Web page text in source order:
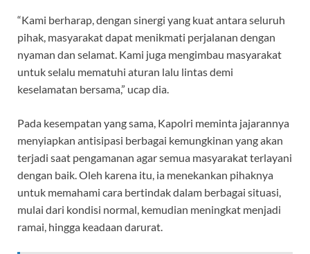
“Kami berharap, dengan sinergi yang kuat antara seluruh
pihak, masyarakat dapat menikmati perjalanan dengan
nyaman dan selamat. Kami juga mengimbau masyarakat
untuk selalu mematuhi aturan lalu lintas demi
keselamatan bersama,” ucap dia.
Pada kesempatan yang sama, Kapolri meminta jajarannya
menyiapkan antisipasi berbagai kemungkinan yang akan
terjadi saat pengamanan agar semua masyarakat terlayani
dengan baik. Oleh karena itu, ia menekankan pihaknya
untuk memahami cara bertindak dalam berbagai situasi,
mulai dari kondisi normal, kemudian meningkat menjadi
ramai, hingga keadaan darurat.